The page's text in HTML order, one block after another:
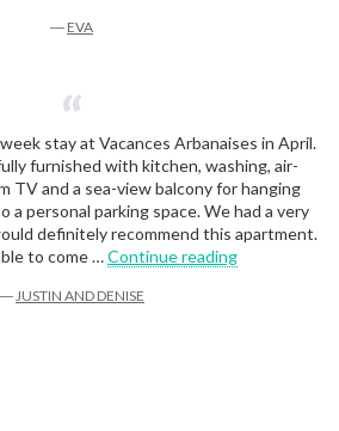
― EVA
stay at Vacances Arbanaises in April.
furnished with kitchen, washing, air-
TV and a sea-view balcony for hanging
a personal parking space. We had a very
definitely recommend this apartment.
to come …Continue reading“Justin and
― JUSTIN AND DENISE